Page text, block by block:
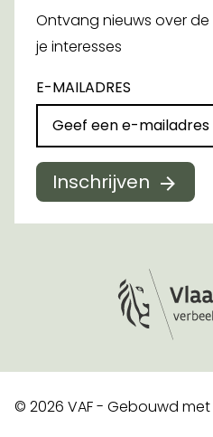
Ontvang nieuws over
je interesses
E-MAILADRES
Inschrijven
© 2026 VAF - Gebouwd met